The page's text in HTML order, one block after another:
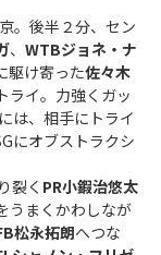
。後半２分、セン
、 WTBジョネ・ナ
駆け寄った佐々木
ライ。力強くガッ
は、相手にトライ
にオブストラクシ
裂く PR小鍜治悠太
うまくかわしなが
松永拓朗へつな